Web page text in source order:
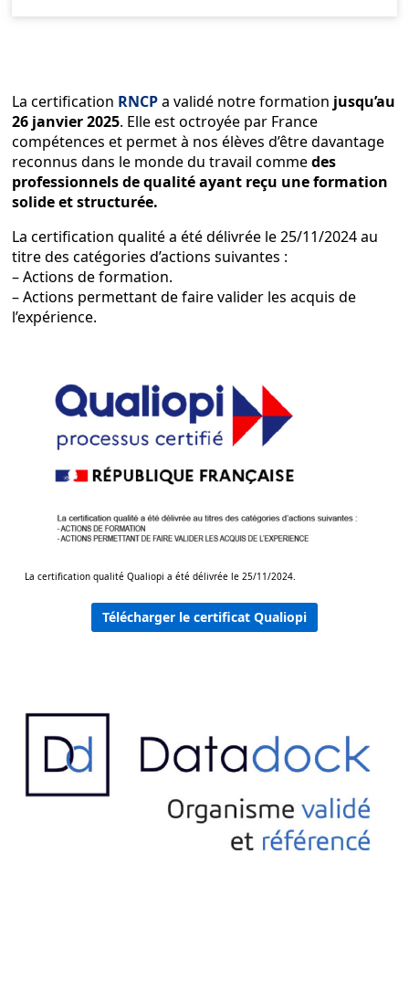
La certification RNCPa validé notre formation jusqu’au
26 janvier 2025. Elle est octroyée par France
compétences et permet à nos élèves d’être davantage
reconnus dans le monde du travail commedes
professionnels de qualité ayant reçu une formation
solide et structurée.
La certification qualité a été délivrée le 25/11/2024 au
titre des catégories d’actions suivantes :
– Actions de formation.
– Actions permettant de faire valider les acquis de
l’expérience.
La certification qualité Qualiopi a été délivrée le 25/11/2024.
Télécharger le certificat Qualiopi